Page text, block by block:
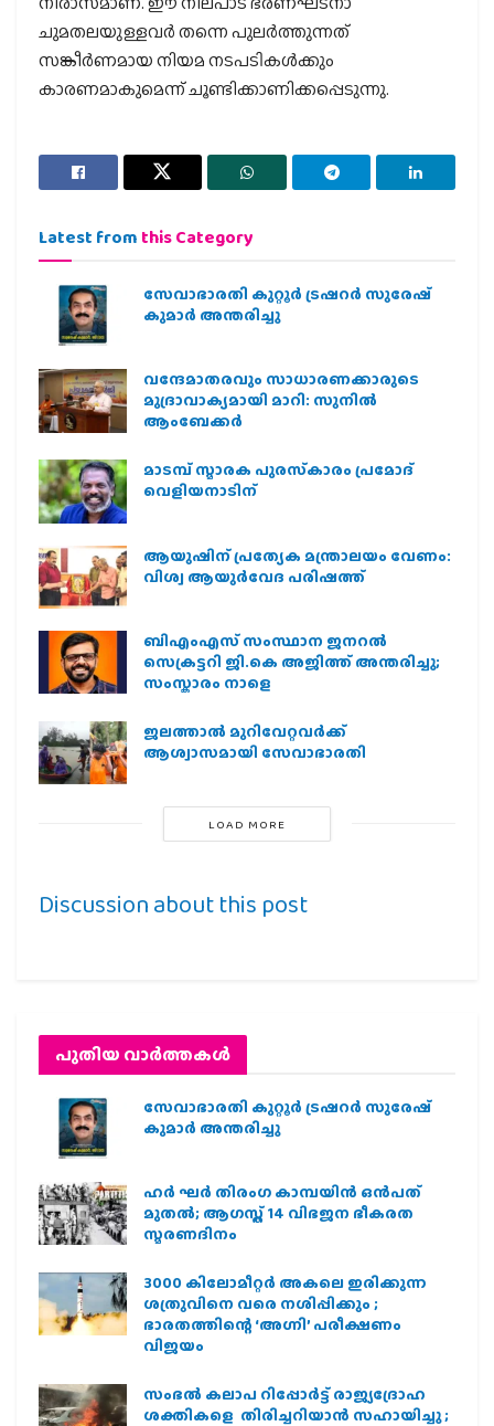
ചുമതലയുള്ളവര്‍ തന്നെ പുലര്‍ത്തുന്നത്
സങ്കീര്‍ണമായ നിയമ നടപടികള്‍ക്കും
കാരണമാകുമെന്ന് ചൂണ്ടിക്കാണിക്കപ്പെടുന്നു.
Latest from this Category
സേവാഭാരതി കുറ്റൂർ ട്രഷറർ സുരേഷ്
കുമാർ അന്തരിച്ചു
വന്ദേമാതരവും സാധാരണക്കാരുടെ
മുദ്രാവാക്യമായി മാറി: സുനിൽ
ആംബേക്കർ
മാടമ്പ് സ്മാരക പുരസ്‌കാരം പ്രമോദ്
വെളിയനാടിന്
ആയുഷിന് പ്രത്യേക മന്ത്രാലയം വേണം:
വിശ്വ ആയുര്‍വേദ പരിഷത്ത്
ബിഎംഎസ് സംസ്ഥാന ജനറൽ
സെക്രട്ടറി ജി.കെ അജിത്ത് അന്തരിച്ചു;
സംസ്കാരം നാളെ
ജലത്താല്‍ മുറിവേറ്റവര്‍ക്ക്
ആശ്വാസമായി സേവാഭാരതി
LOAD MORE
Discussion about this post
പുതിയ വാര്‍ത്തകള്‍
സേവാഭാരതി കുറ്റൂർ ട്രഷറർ സുരേഷ്
കുമാർ അന്തരിച്ചു
ഹര്‍ ഘര്‍ തിരംഗ കാമ്പയിന്‍ ഒന്‍പത്
മുതല്‍; ആഗസ്ത് 14 വിഭജന ഭീകരത
സ്മരണദിനം
3000 കിലോമീറ്റർ അകലെ ഇരിക്കുന്ന
ശത്രുവിനെ വരെ നശിപ്പിക്കും ;
ഭാരതത്തിന്റെ ‘അഗ്നി’ പരീക്ഷണം
വിജയം
സംഭൽ കലാപ റിപ്പോർട്ട് രാജ്യദ്രോഹ
ശക്തികളെ തിരിച്ചറിയാൻ സഹായിച്ചു ;